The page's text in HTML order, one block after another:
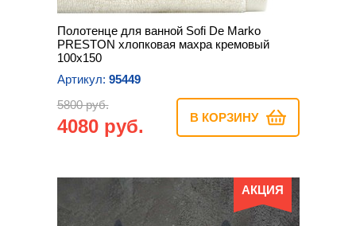
Полотенце для ванной Sofi De Marko
PRESTON хлопковая махра кремовый
100х150
Артикул: 95449
5800 руб.
4080 руб. В КОРЗИНУ
АКЦИЯ